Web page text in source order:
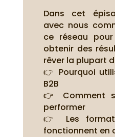
Dans cet
avec nous
ce réseau
obtenir des
rêver la plupart
👉 Pourquoi
B2B
👉 Comment
performer
👉 Les
fonctionnent en